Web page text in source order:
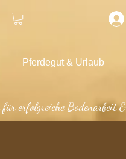
Pferdegut & Urlaub
erfolgreiche Bodenarbeit